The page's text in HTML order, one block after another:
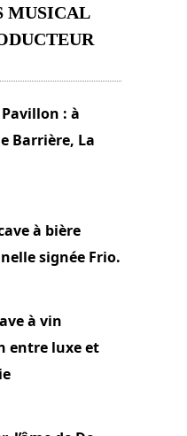
MUSICAL
Pavillon : à
Barrière, La
à bière
signée Frio.
à vin
entre luxe et